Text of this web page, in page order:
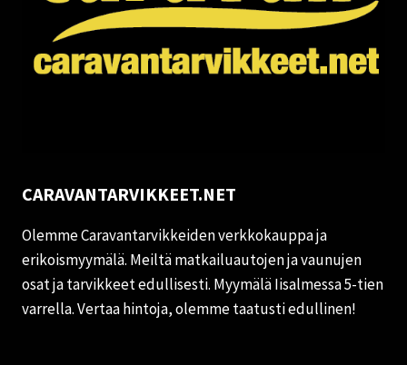
CARAVANTARVIKKEET.NET
Olemme Caravantarvikkeiden verkkokauppa ja
erikoismyymälä. Meiltä matkailuautojen ja vaunujen
osat ja tarvikkeet edullisesti. Myymälä Iisalmessa 5-tien
varrella. Vertaa hintoja, olemme taatusti edullinen!